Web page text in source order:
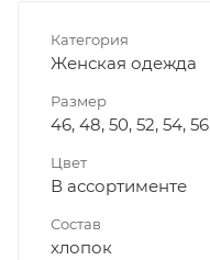
Категория
Женская одежда
Размер
46, 48, 50, 52, 54, 56
Цвет
В ассортименте
Состав
хлопок